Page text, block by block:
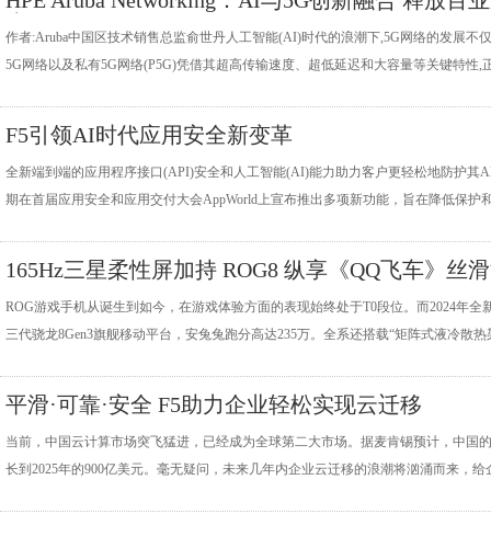
作者:Aruba中国区技术销售总监俞世丹人工智能(AI)时代的浪潮下,5G网络的发展不
5G网络以及私有5G网络(P5G)凭借其超高传输速度、超低延迟和大容量等关键特性,
F5引领AI时代应用安全新变革
全新端到端的应用程序接口(API)安全和人工智能(AI)能力助力客户更轻松地防护
期在首届应用安全和应用交付大会AppWorld上宣布推出多项新功能，旨在降低保护
165Hz三星柔性屏加持 ROG8 纵享《QQ飞车》丝
ROG游戏手机从诞生到如今，在游戏体验方面的表现始终处于T0段位。而2024年
三代骁龙8Gen3旗舰移动平台，安兔兔跑分高达235万。全系还搭载“矩阵式液冷散热
平滑·可靠·安全 F5助力企业轻松实现云迁移
当前，中国云计算市场突飞猛进，已经成为全球第二大市场。据麦肯锡预计，中国
长到2025年的900亿美元。毫无疑问，未来几年内企业云迁移的浪潮将汹涌而来，